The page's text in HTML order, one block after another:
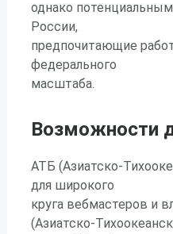
однако
России,
предпочитающие
федерального
масштаба.
Возможности
АТБ (Азиатско-
для широкого
круга вебмастеров и
(Азиатско-